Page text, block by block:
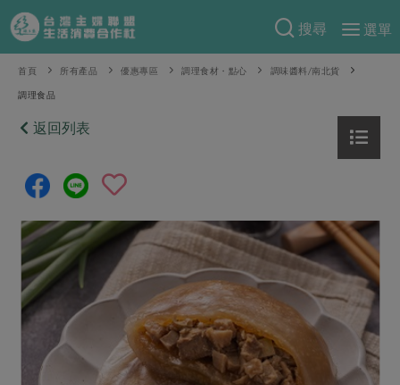
搜尋
選單
產品分類
當季蔬果
一籃菜
辛香料類
奶蛋豆・五穀
蛋 乳製品
豆製品 米麵雜糧
肉品・水產
食譜料理
米食
肉食
海鮮
常備菜
蛋料理
預購活動
把最好的台灣味帶回家！
防災用品預購圓滿結束
2026年端午節預購圓滿結束
更多預購活動
綠主張
觀點文章
主婦食堂 一籃菜真心話
社內大小事 合作聯合國
產品故事 生活提案
樂齡生活 親子食育
關於合作社
認識合作社
關於我們
合作社組織
重要公告
首頁 所有產品 優惠專區 調理食材・點心 調味醬料/南北貨
調理食品
返回列表